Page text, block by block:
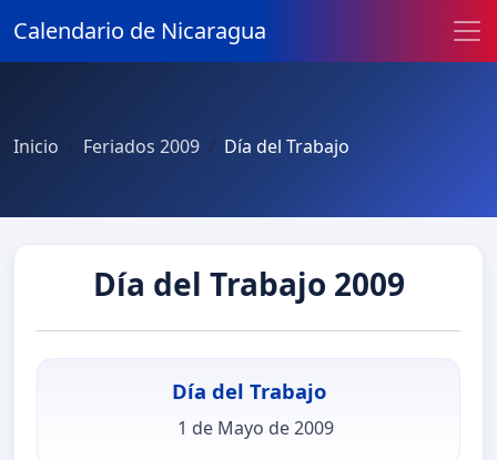
Calendario de Nicaragua
Inicio Feriados 2009 Día del Trabajo
Día del Trabajo 2009
Día del Trabajo
1 de Mayo de 2009